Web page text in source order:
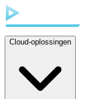
Cloud-oplossingen